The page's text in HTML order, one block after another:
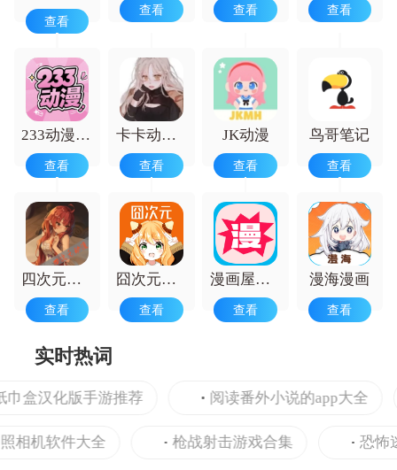
查看
查看 查看 查看
233动漫正版
查看
卡卡动漫手机版
查看
JK动漫
查看
鸟哥笔记
查看
四次元动漫
查看
囧次元无广告版
查看
漫画屋免费版
查看
漫海漫画
查看
实时热词
汉化版手游推荐 阅读番外小说的app大全
机软件大全 枪战射击游戏合集 恐怖逃